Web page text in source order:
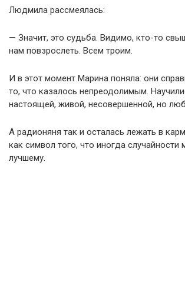
Людмила рассмеялась:
— Значит, это судьба. Видимо, кто-то
нам повзрослеть. Всем троим.
И в этот момент Марина поняла: они
то, что казалось непреодолимым.
настоящей, живой, несовершенной, но
А радионяня так и осталась лежать в
как символ того, что иногда
лучшему.